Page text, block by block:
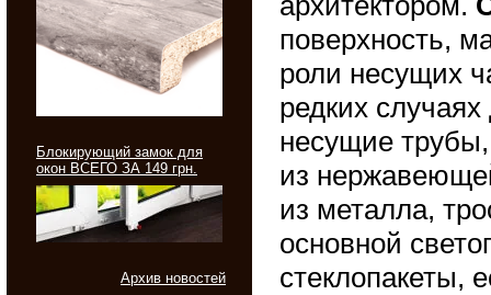
Блокирующий замок для
окон ВСЕГО ЗА 149 грн.
Архив новостей
поверхность,
роли несущих
редких
несущие
из
из металла,
основной
стеклопакеты,